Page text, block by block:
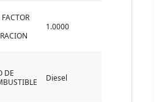
FACTOR
1.0000
DE
Diesel